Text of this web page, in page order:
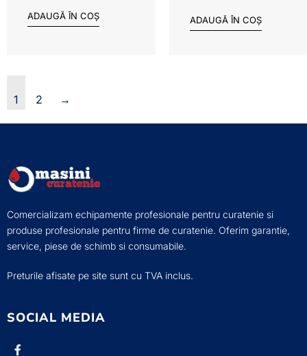
ADAUGĂ ÎN COȘ ADAUGĂ ÎN COȘ
1 2 →
Comercializam echipamente profesionale pentru curatenie si
produse profesionale pentru firme de curatenie. Oferim garantie,
service, piese de schimb si consumabile.
Preturile afisate pe site sunt cu TVA inclus.
SOCIAL MEDIA